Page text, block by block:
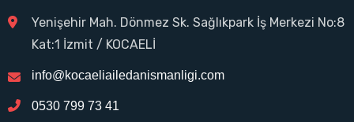
Yenişehir Mah. Dönmez Sk. Sağlıkpark İş Merkezi No:8
Kat:1 İzmit / KOCAELİ
info@kocaeliailedanismanligi.com
0530 799 73 41